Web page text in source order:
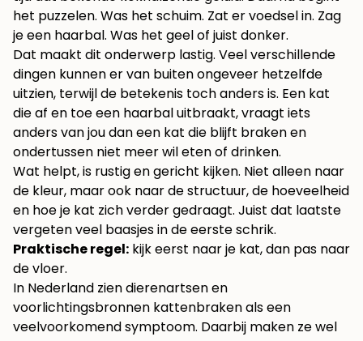
het puzzelen. Was het schuim. Zat er voedsel in. Zag
je een haarbal. Was het geel of juist donker.
Dat maakt dit onderwerp lastig. Veel verschillende
dingen kunnen er van buiten ongeveer hetzelfde
uitzien, terwijl de betekenis toch anders is. Een kat
die af en toe een haarbal uitbraakt, vraagt iets
anders van jou dan een kat die blijft braken en
ondertussen niet meer wil eten of drinken.
Wat helpt, is rustig en gericht kijken. Niet alleen naar
de kleur, maar ook naar de structuur, de hoeveelheid
en hoe je kat zich verder gedraagt. Juist dat laatste
vergeten veel baasjes in de eerste schrik.
Praktische regel: kijk eerst naar je kat, dan pas naar
de vloer.
In Nederland zien dierenartsen en
voorlichtingsbronnen kattenbraken als een
veelvoorkomend symptoom. Daarbij maken ze wel